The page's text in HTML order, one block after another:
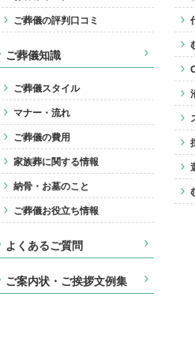
ご葬儀の評判口コミ
ご葬儀知識
ご葬儀スタイル
マナー・流れ
ご葬儀の費用
家族葬に関する情報
納骨・お墓のこと
ご葬儀お役立ち情報
よくあるご質問
ご案内状・ご挨拶文例集